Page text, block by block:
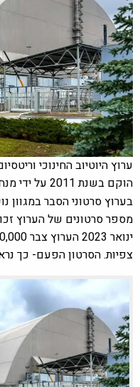
ערוץ היוטיוב החינוכי וריטסיום
הוקם בשנת 2011 על ידי מנחה הטלוויזיה
בערוץ סרטוני הסבר במגוון
מספר סרטונים של הערוץ
צפיות. הסרטון הפעם-כך